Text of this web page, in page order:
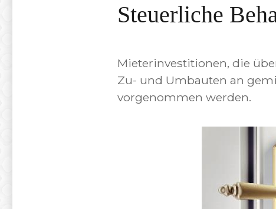
Steuerliche
Mieterinvestitionen, die
Zu- und Umbauten an
vorgenommen werden.